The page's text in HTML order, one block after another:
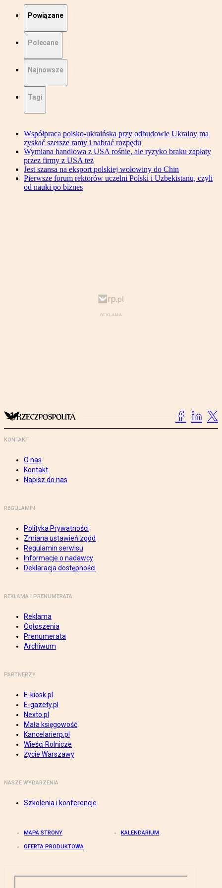
Powiązane
Polecane
Najnowsze
Tagi
Współpraca polsko-ukraińska przy odbudowie Ukrainy ma
zyskać szersze ramy i nabrać rozpędu
Wymiana handlowa z USA rośnie, ale ryzyko braku zapłaty
przez firmy z USA też
Jest szansa na eksport polskiej wołowiny do Chin
Pierwsze forum rektorów uczelni Polski i Uzbekistanu, czyli
od nauki po biznes
KONTAKT
O nas
Kontakt
Napisz do nas
REGULAMIN
Polityka Prywatności
Zmiana ustawień zgód
Regulamin serwisu
Informacje o nadawcy
Deklaracja dostępności
REKLAMA I PRENUMERATA
Reklama
Ogłoszenia
Prenumerata
Archiwum
PARTNERZY
E-kiosk.pl
E-gazety.pl
Nexto.pl
Mała księgowość
Kancelarierp.pl
Wieści Rolnicze
Życie Warszawy
NASZE WYDARZENIA
Szkolenia i konferencje
MAPA STRONY KALENDARIUM
OFERTA PRODUKTOWA